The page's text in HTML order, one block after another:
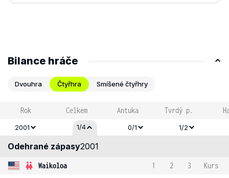
Bilance hráče
Dvouhra Čtyřhra Smíšené čtyřhry
Rok Celkem Antuka Tvrdý p.
2001 1/4 0/1 1/2
Odehrané zápasy2001
Waikoloa 1 2 3
Kurs